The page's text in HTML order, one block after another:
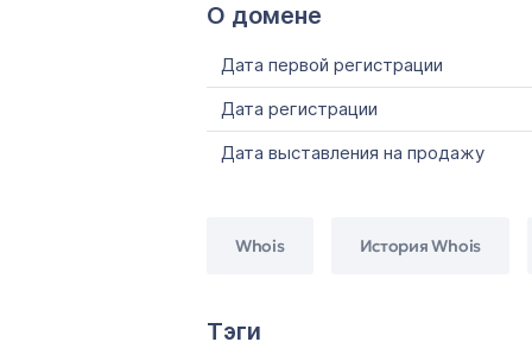
О домене
Дата первой регистрации
Дата регистрации
Дата выставления на продажу
Whois История Whois
Тэги